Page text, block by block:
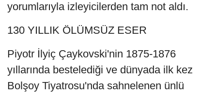
yorumlarıyla izleyicilerden tam not aldı.
130 YILLIK ÖLÜMSÜZ ESER
Piyotr İlyiç Çaykovski'nin 1875-1876
yıllarında bestelediği ve dünyada ilk kez
Bolşoy Tiyatrosu'nda sahnelenen ünlü